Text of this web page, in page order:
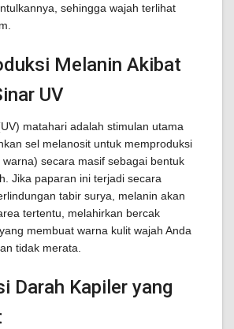
sehingga wajah terlihat
Melanin Akibat
UV
matahari adalah stimulan utama
sel melanosit untuk memproduksi
secara masif sebagai bentuk
Jika paparan ini terjadi secara
tabir surya, melanin akan
tertentu, melahirkan bercak
membuat warna kulit wajah Anda
tidak merata.
Darah Kapiler yang